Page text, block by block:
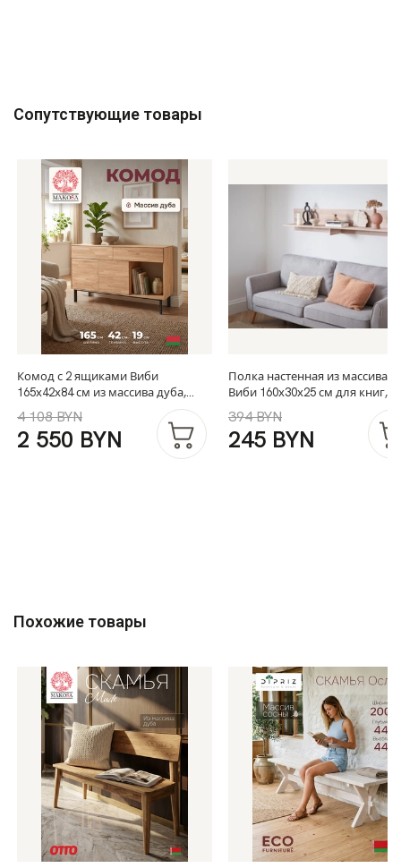
Сопутствующие товары
Комод с 2 ящиками Виби
165х42х84 см из массива дуба,
тумба под телевизор на
металлических ножках в стиле
лофт
4 108 BYN
2 550 BYN
Полка настенная из массива
Виби 160х30х25 см для книг, в
стиле лофт
394 BYN
245 BYN
Похожие товары